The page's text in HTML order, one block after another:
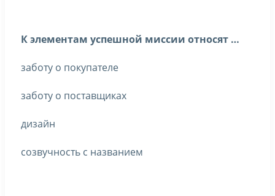
К элементам успешной миссии относят …
заботу о покупателе
заботу о поставщиках
дизайн
созвучность с названием